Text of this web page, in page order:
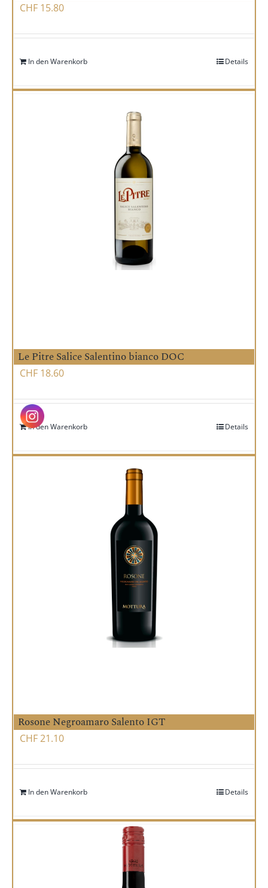
CHF 15.80
In den Warenkorb Details
Le Pitre Salice Salentino bianco DOC
CHF 18.60
In den Warenkorb Details
Rosone Negroamaro Salento IGT
CHF21.10
In den Warenkorb Details